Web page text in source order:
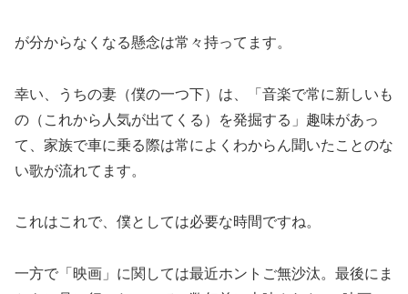
が分からなくなる懸念は常々持ってます。
幸い、うちの妻（僕の一つ下）は、「音楽で常に新しいも
の（これから人気が出てくる）を発掘する」趣味があっ
て、家族で車に乗る際は常によくわからん聞いたことのな
い歌が流れてます。
これはこれで、僕としては必要な時間ですね。
一方で「映画」に関しては最近ホントご無沙汰。最後にま